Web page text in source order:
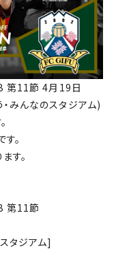
第11節 4月19日
みんなのスタジアム)
。
す。
第11節
タジアム]